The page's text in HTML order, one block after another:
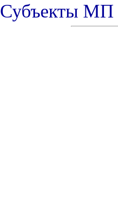
Субъекты МП